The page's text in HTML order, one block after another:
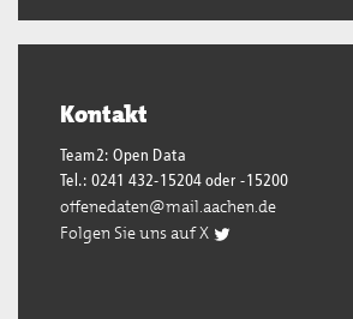
Kontakt
Team2: Open Data
Tel.: 0241 432-15204 oder -15200
offenedaten@mail.aachen.de
Folgen Sie uns auf X